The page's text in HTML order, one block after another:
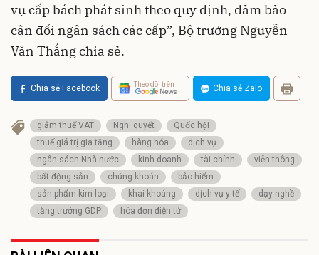
vụ cấp bách phát sinh theo quy định, đảm bảo
cân đối ngân sách các cấp”, Bộ trưởng Nguyễn
Văn Thắng chia sẻ.
Chia sẻ Facebook Theo dõi trên Chia sẻ Zalo
giảm thuế VAT Nghị quyết
Quốc hội
thuế giá trị gia tăng
hàng hóa
dịch vụ
ngân sách Nhà nước
kinh doanh tài chính
viễn thông
bất động sản
chứng khoán
bảo hiểm
sản phẩm kim loại
khai khoáng dịch vụ y tế
dạy nghề
tăng trưởng GDP
hóa đơn điện tử